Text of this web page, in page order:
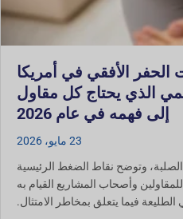
الأفقي في أمريكا
يحتاج كل مقاول
إلى فهمه في عام 2026
وتوضح نقاط الضغط الرئيسية
وأصحاب المشاريع القيام به
فيما يتعلق بمخاطر الامتثال.